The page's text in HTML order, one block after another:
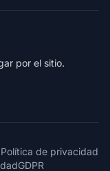
por el sitio.
Política de privacidad
GDPR